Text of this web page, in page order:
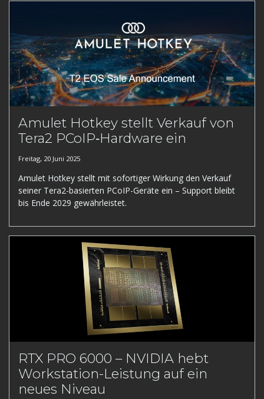
Amulet Hotkey stellt Verkauf von
Tera2 PCoIP‑Hardware ein
Freitag, 20 Juni 2025
Amulet Hotkey stellt mit sofortiger Wirkung den Verkauf
seiner Tera2-basierten PCoIP-Geräte ein – Support bleibt
bis Ende 2029 gewährleistet.
RTX PRO 6000 – NVIDIA hebt
Workstation-Leistung auf ein
neues Niveau